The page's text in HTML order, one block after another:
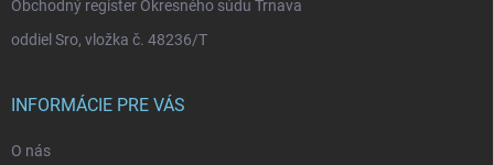
Obchodný register Okresného súdu Trnava
oddiel Sro, vložka č. 48236/T
INFORMÁCIE PRE VÁS
O nás